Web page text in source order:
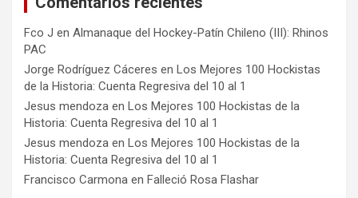
Fco J en Almanaque del Hockey-Patín Chileno (III): Rhinos
PAC
Jorge Rodríguez Cáceres en Los Mejores 100 Hockistas
de la Historia: Cuenta Regresiva del 10 al 1
Jesus mendoza en Los Mejores 100 Hockistas de la
Historia: Cuenta Regresiva del 10 al 1
Jesus mendoza en Los Mejores 100 Hockistas de la
Historia: Cuenta Regresiva del 10 al 1
Francisco Carmona en Falleció Rosa Flashar